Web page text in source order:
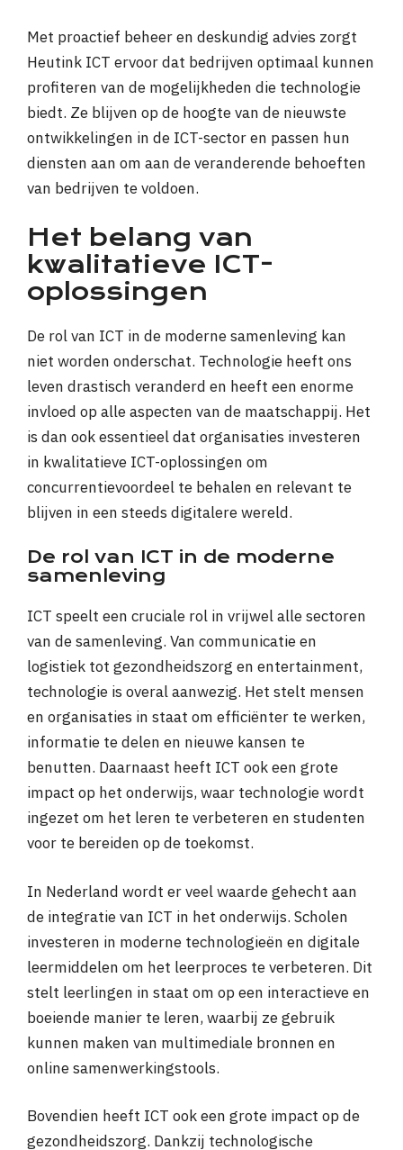
Met proactief beheer en deskundig advies zorgt
Heutink ICT ervoor dat bedrijven optimaal kunnen
profiteren van de mogelijkheden die technologie
biedt. Ze blijven op de hoogte van de nieuwste
ontwikkelingen in de ICT-sector en passen hun
diensten aan om aan de veranderende behoeften
van bedrijven te voldoen.
Het belang van
kwalitatieve ICT-
oplossingen
De rol van ICT in de moderne samenleving kan
niet worden onderschat. Technologie heeft ons
leven drastisch veranderd en heeft een enorme
invloed op alle aspecten van de maatschappij. Het
is dan ook essentieel dat organisaties investeren
in kwalitatieve ICT-oplossingen om
concurrentievoordeel te behalen en relevant te
blijven in een steeds digitalere wereld.
De rol van ICT in de moderne
samenleving
ICT speelt een cruciale rol in vrijwel alle sectoren
van de samenleving. Van communicatie en
logistiek tot gezondheidszorg en entertainment,
technologie is overal aanwezig. Het stelt mensen
en organisaties in staat om efficiënter te werken,
informatie te delen en nieuwe kansen te
benutten. Daarnaast heeft ICT ook een grote
impact op het onderwijs, waar technologie wordt
ingezet om het leren te verbeteren en studenten
voor te bereiden op de toekomst.
In Nederland wordt er veel waarde gehecht aan
de integratie van ICT in het onderwijs. Scholen
investeren in moderne technologieën en digitale
leermiddelen om het leerproces te verbeteren. Dit
stelt leerlingen in staat om op een interactieve en
boeiende manier te leren, waarbij ze gebruik
kunnen maken van multimediale bronnen en
online samenwerkingstools.
Bovendien heeft ICT ook een grote impact op de
gezondheidszorg. Dankzij technologische